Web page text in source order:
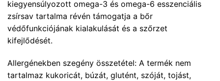
kiegyensúlyozott omega-3 és omega-6 esszenciális
zsírsav tartalma révén támogatja a bőr
védőfunkciójának kialakulását és a szőrzet
kifejlődését.
Allergénekben szegény összetétel: A termék nem
tartalmaz kukoricát, búzát, glutént, szóját, tojást,